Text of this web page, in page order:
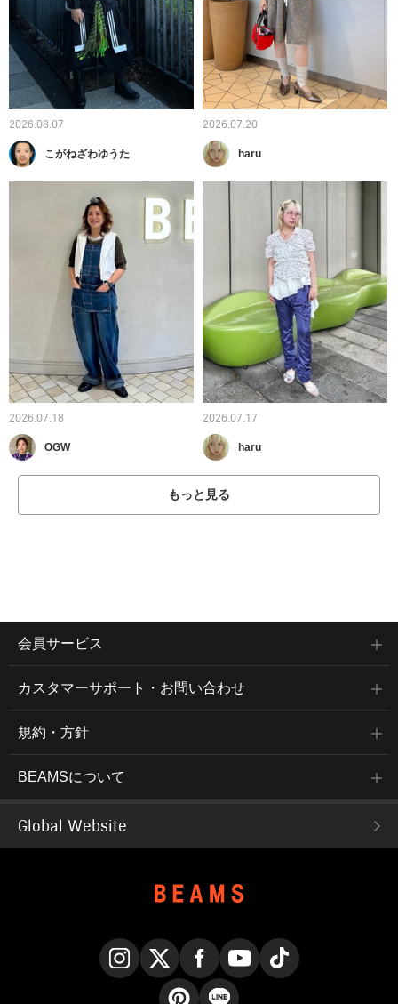
2026.08.07
こがねざわゆうた
2026.07.20
haru
2026.07.18
OGW
2026.07.17
haru
もっと見る
会員サービス
カスタマーサポート・お問い合わせ
規約・方針
BEAMSについて
Global Website